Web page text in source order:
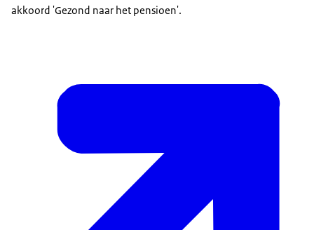
akkoord 'Gezond naar het pensioen'.